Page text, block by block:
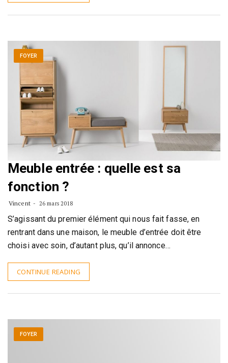
FOYER
Meuble entrée : quelle est sa
fonction ?
Vincent 26 mars 2018
S’agissant du premier élément qui nous fait fasse, en
rentrant dans une maison, le meuble d’entrée doit être
choisi avec soin, d’autant plus, qu’il annonce…
CONTINUE READING
FOYER